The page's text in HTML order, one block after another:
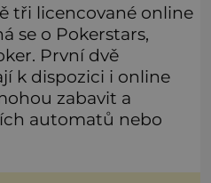
tři licencované online
se o Pokerstars,
První dvě
k dispozici i online
zabavit a
automatů nebo